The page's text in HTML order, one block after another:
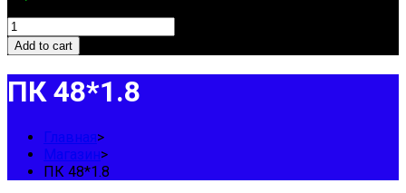
ПК
48*1.8
quantity
Add to cart
ПК 48*1.8
Главная>
Магазин>
ПК 48*1.8